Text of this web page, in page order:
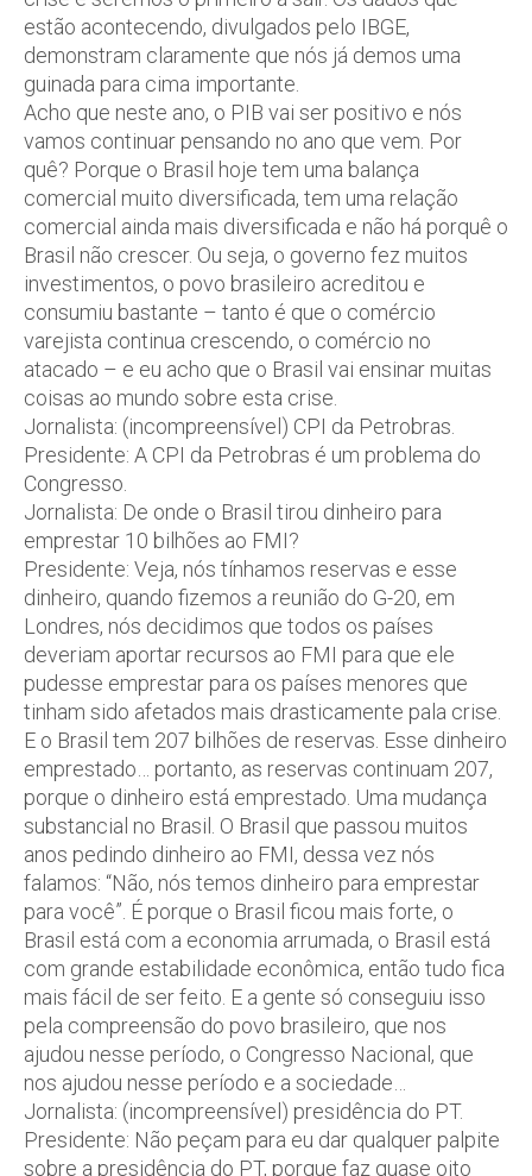
estão acontecendo, divulgados pelo IBGE,
demonstram claramente que nós já demos uma
guinada para cima importante.
Acho que neste ano, o PIB vai ser positivo e nós
vamos continuar pensando no ano que vem. Por
quê? Porque o Brasil hoje tem uma balança
comercial muito diversificada, tem uma relação
comercial ainda mais diversificada e não há porquê o
Brasil não crescer. Ou seja, o governo fez muitos
investimentos, o povo brasileiro acreditou e
consumiu bastante – tanto é que o comércio
varejista continua crescendo, o comércio no
atacado – e eu acho que o Brasil vai ensinar muitas
coisas ao mundo sobre esta crise.
Jornalista: (incompreensível) CPI da Petrobras.
Presidente: A CPI da Petrobras é um problema do
Congresso.
Jornalista: De onde o Brasil tirou dinheiro para
emprestar 10 bilhões ao FMI?
Presidente: Veja, nós tínhamos reservas e esse
dinheiro, quando fizemos a reunião do G-20, em
Londres, nós decidimos que todos os países
deveriam aportar recursos ao FMI para que ele
pudesse emprestar para os países menores que
tinham sido afetados mais drasticamente pala crise.
E o Brasil tem 207 bilhões de reservas. Esse dinheiro
emprestado… portanto, as reservas continuam 207,
porque o dinheiro está emprestado. Uma mudança
substancial no Brasil. O Brasil que passou muitos
anos pedindo dinheiro ao FMI, dessa vez nós
falamos: “Não, nós temos dinheiro para emprestar
para você”. É porque o Brasil ficou mais forte, o
Brasil está com a economia arrumada, o Brasil está
com grande estabilidade econômica, então tudo fica
mais fácil de ser feito. E a gente só conseguiu isso
pela compreensão do povo brasileiro, que nos
ajudou nesse período, o Congresso Nacional, que
nos ajudou nesse período e a sociedade…
Jornalista: (incompreensível) presidência do PT.
Presidente: Não peçam para eu dar qualquer palpite
sobre a presidência do PT, porque faz quase oito